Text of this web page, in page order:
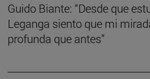
Guido Biante: “Desde que
Leganga siento que mi
profunda que antes”